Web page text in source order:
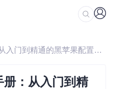
/ Hackintool实战手册：从入门到精通的黑苹果配置解决方案
：从入门到精